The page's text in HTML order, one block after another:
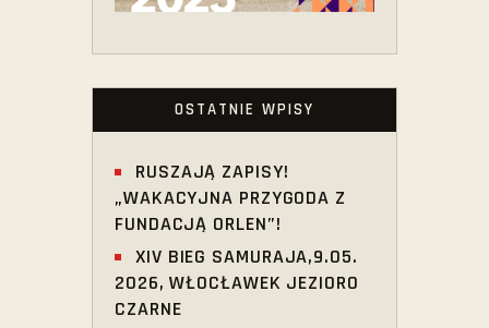
OSTATNIE WPISY
RUSZAJĄ ZAPISY!
„WAKACYJNA PRZYGODA Z
FUNDACJĄ ORLEN”!
XIV BIEG SAMURAJA,9.05.
2026, WŁOCŁAWEK JEZIORO
CZARNE